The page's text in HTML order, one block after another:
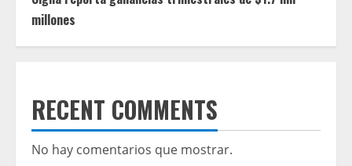
millones
RECENT COMMENTS
No hay comentarios que mostrar.